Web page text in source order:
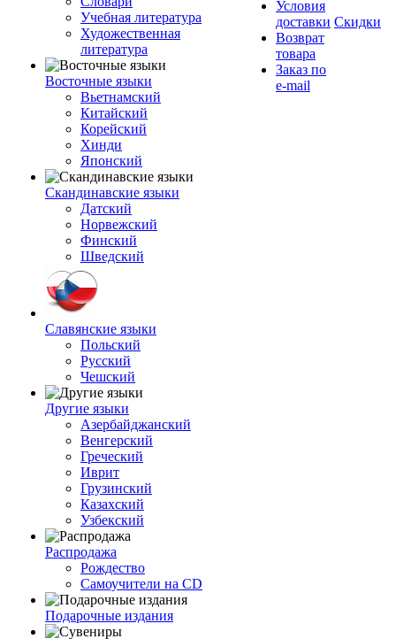
Учебная литература
Художественная
литература
Восточные языки
Вьетнамский
Китайский
Корейский
Хинди
Японский
Скандинавские языки
Датский
Норвежский
Финский
Шведский
Славянские языки
Польский
Русский
Чешский
Другие языки
Азербайджанский
Венгерский
Греческий
Иврит
Грузинский
Казахский
Узбекский
Распродажа
Рождество
Самоучители на CD
Подарочные издания
Условия
доставки
Возврат
товара
Заказ по
e-mail
Скидки